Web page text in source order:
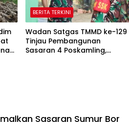
BERITA TERKINI
Wadan Satgas TMMD ke-129
Tinjau Pembangunan
Sasaran 4 Poskamling,
Sasaran Sumur Bor